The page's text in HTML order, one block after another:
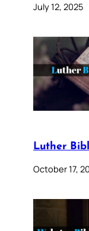
July 12, 2025
Luther
October 17,